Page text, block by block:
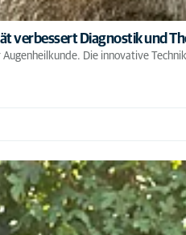
verbessert Diagnostik und
Die innovative